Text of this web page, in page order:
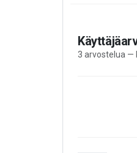
3 arvostelua —